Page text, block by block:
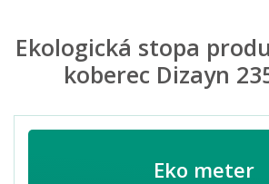
Ekologická stopa
koberec Dizayn
Eko meter